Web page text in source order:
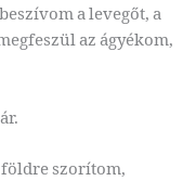
a levegőt, a
az ágyékom,
földre szorítom,